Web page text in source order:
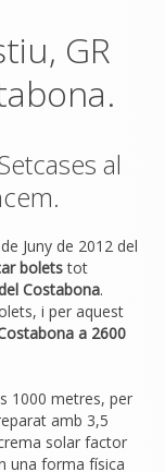
GR
al
Juny de 2012 del
boletstot
Costabona.
i per aquest
a 2600
1000 metres, per
amb 3,5
solar factor
una forma física